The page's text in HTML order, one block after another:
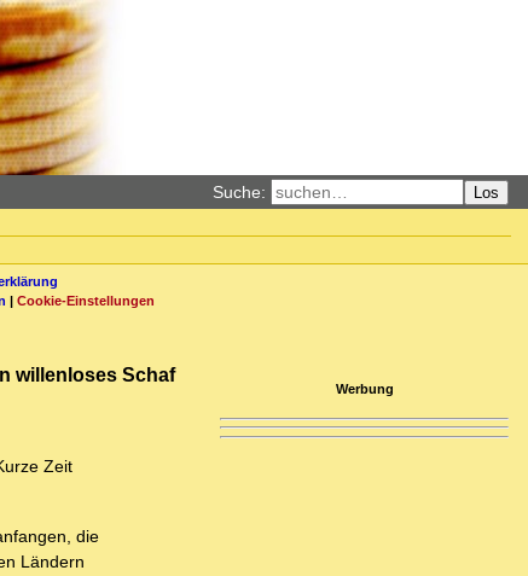
Suche: Los
| Cookie-Einstellungen
willenloses Schaf
Zeit
die
Ländern
Werbung